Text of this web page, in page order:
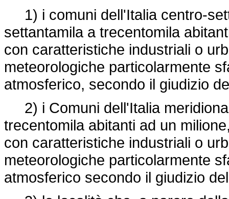
1) i comuni dell'Italia centro-
settantamila a trecentomila
con caratteristiche industriali o
meteorologiche particolarmente
atmosferico, secondo il giudizio
2) i Comuni dell'Italia
trecentomila abitanti ad un
con caratteristiche industriali o
meteorologiche particolarmente
atmosferico secondo il giudizio